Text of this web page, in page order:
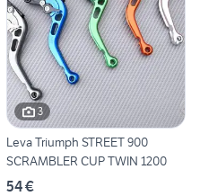
3
Leva Triumph STREET 900
SCRAMBLER CUP TWIN 1200
54 €